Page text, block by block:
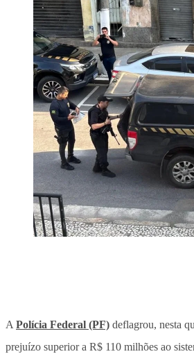
A Polícia Federal (PF) deflagrou, nesta
prejuízo superior a R$ 110 milhões ao